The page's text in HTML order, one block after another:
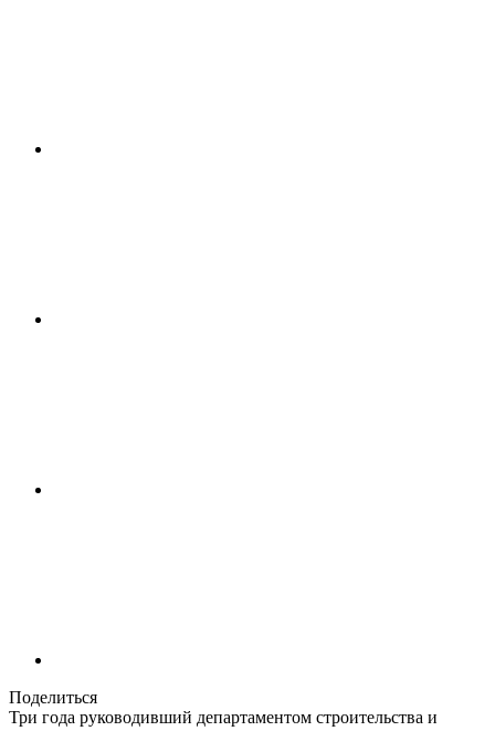
Поделиться
Три года руководивший департаментом строительства и